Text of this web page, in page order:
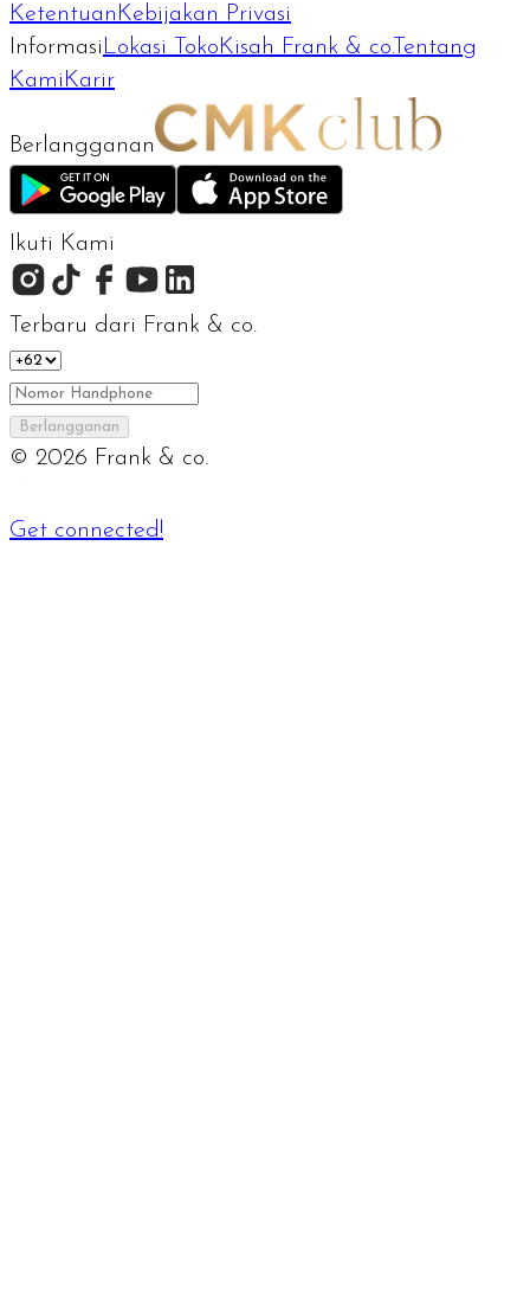
Ketentuan Kebijakan Privasi
Informasi Lokasi Toko Kisah Frank & co.Tentang
Kami Karir
Berlangganan
Ikuti Kami
Terbaru dari Frank & co.
Berlangganan
© 2026 Frank & co.
Get connected!